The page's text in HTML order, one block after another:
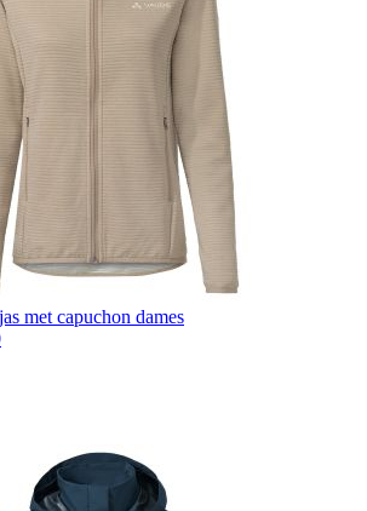
met capuchon dames